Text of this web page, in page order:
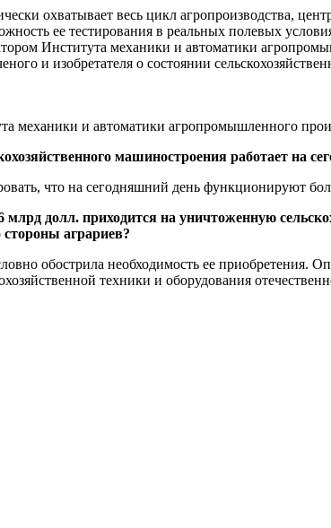
охватывает весь цикл агропроизводства,
ее тестирования в реальных полевых
Института механики и автоматики
и изобретателя о состоянии
механики и автоматики агропромышленного
машиностроения работает на
что на сегодняшний день функционируют
долл. приходится на уничтоженную
аграриев?
обострила необходимость ее приобретения.
техники и оборудования